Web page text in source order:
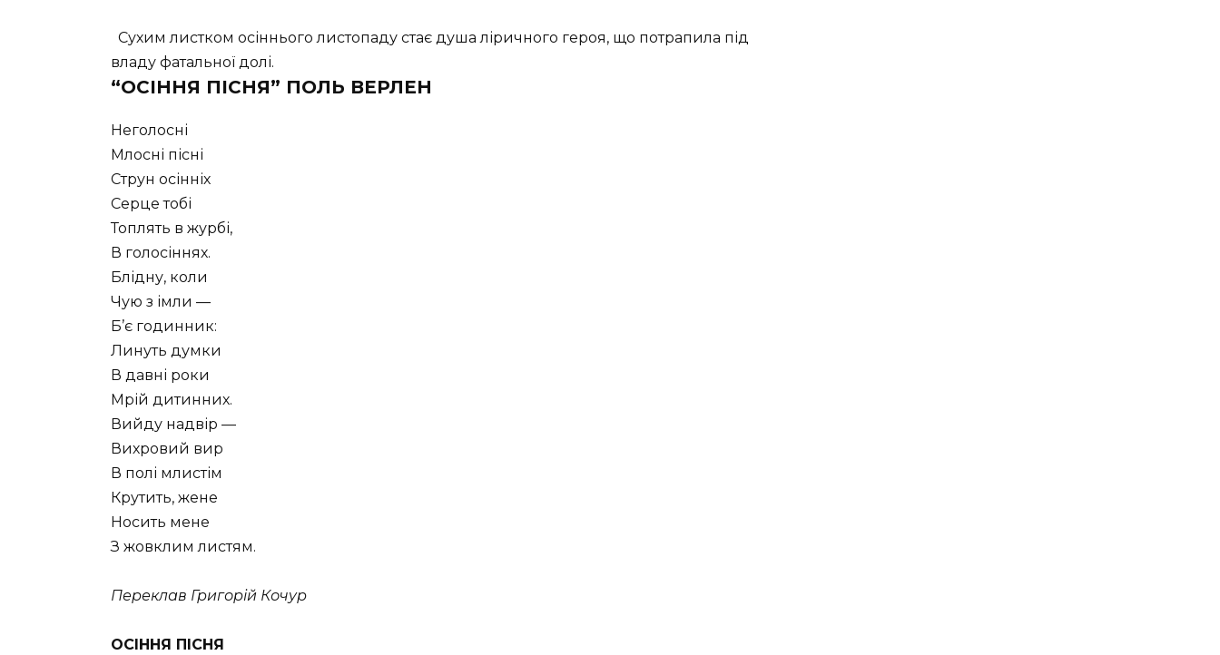
Сухим листком осіннього листопаду стає душа ліричного героя, що потрапила під
владу фатальної долі.
“ОСІННЯ ПІСНЯ” ПОЛЬ ВЕРЛЕН
Неголосні
Млосні пісні
Струн осінніх
Серце тобі
Топлять в журбі,
В голосіннях.
Блідну, коли
Чую з імли —
Б’є годинник:
Линуть думки
В давні роки
Мрій дитинних.
Вийду надвір —
Вихровий вир
В полі млистім
Крутить, жене
Носить мене
З жовклим листям.
Переклав Григорій Кочур
ОСІННЯ ПІСНЯ